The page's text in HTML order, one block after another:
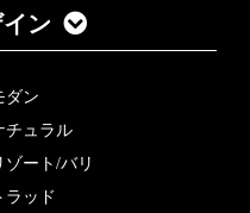
ン
ダン
チュラル
ゾート/バリ
ラッド